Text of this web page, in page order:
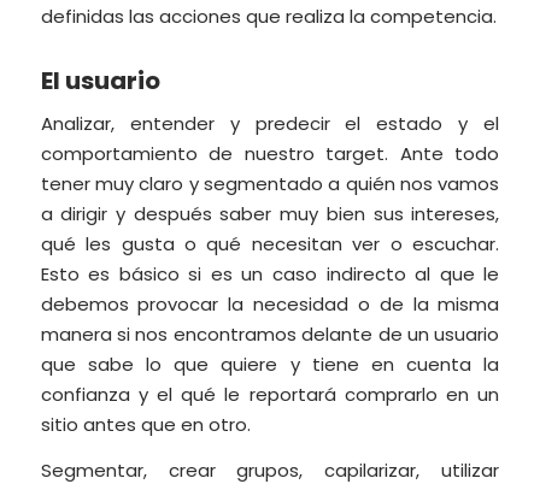
definidas las acciones que realiza la competencia.
El usuario
Analizar, entender y predecir el estado y el
comportamiento de nuestro target. Ante todo
tener muy claro y segmentado a quién nos vamos
a dirigir y después saber muy bien sus intereses,
qué les gusta o qué necesitan ver o escuchar.
Esto es básico si es un caso indirecto al que le
debemos provocar la necesidad o de la misma
manera si nos encontramos delante de un usuario
que sabe lo que quiere y tiene en cuenta la
confianza y el qué le reportará comprarlo en un
sitio antes que en otro.
Segmentar, crear grupos, capilarizar, utilizar